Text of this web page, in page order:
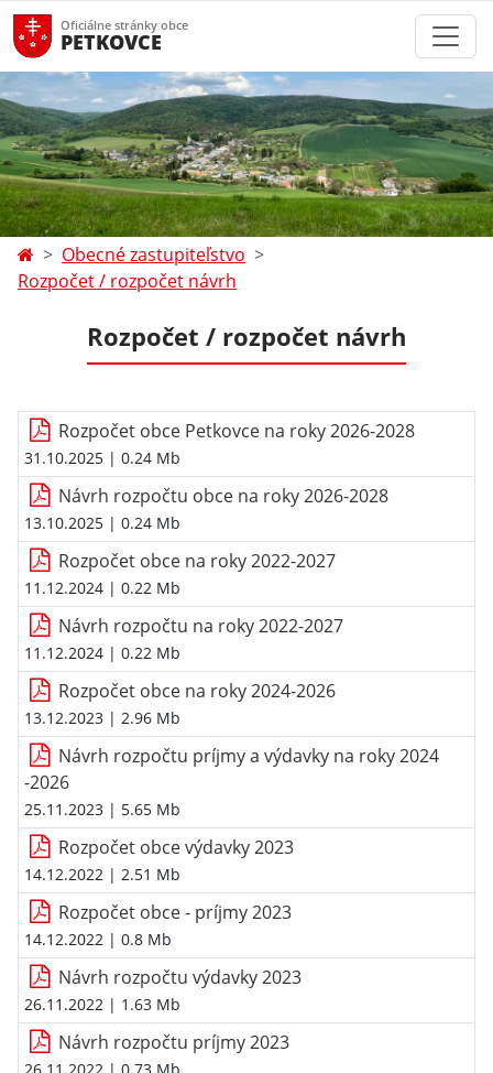
Oficiálne stránky obce
PETKOVCE
Obecné zastupiteľstvo
Rozpočet / rozpočet návrh
Rozpočet / rozpočet návrh
Rozpočet obce Petkovce na roky 2026-2028
31.10.2025 | 0.24 Mb
Návrh rozpočtu obce na roky 2026-2028
13.10.2025 | 0.24 Mb
Rozpočet obce na roky 2022-2027
11.12.2024 | 0.22 Mb
Návrh rozpočtu na roky 2022-2027
11.12.2024 | 0.22 Mb
Rozpočet obce na roky 2024-2026
13.12.2023 | 2.96 Mb
Návrh rozpočtu príjmy a výdavky na roky 2024
-2026
25.11.2023 | 5.65 Mb
Rozpočet obce výdavky 2023
14.12.2022 | 2.51 Mb
Rozpočet obce - príjmy 2023
14.12.2022 | 0.8 Mb
Návrh rozpočtu výdavky 2023
26.11.2022 | 1.63 Mb
Návrh rozpočtu príjmy 2023